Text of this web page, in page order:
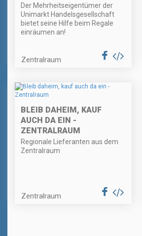
Der Mehrheitseigentümer der
Unimarkt Handelsgesellschaft
bietet seine Hilfe beim Regale
einräumen an!
Zentralraum
BLEIB DAHEIM, KAUF
AUCH DA EIN -
ZENTRALRAUM
Regionale Lieferanten aus dem
Zentralraum
Zentralraum